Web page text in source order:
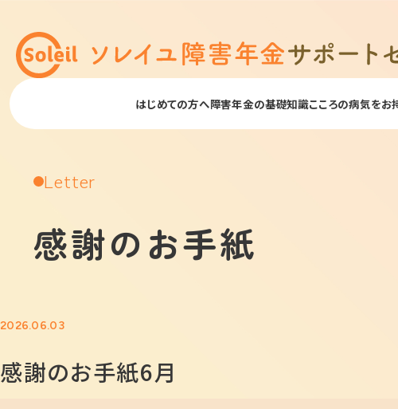
はじめての方へ障害年金の基礎知識こころの病気をお
Letter
感謝のお手紙
2026.06.03
感謝のお手紙6月